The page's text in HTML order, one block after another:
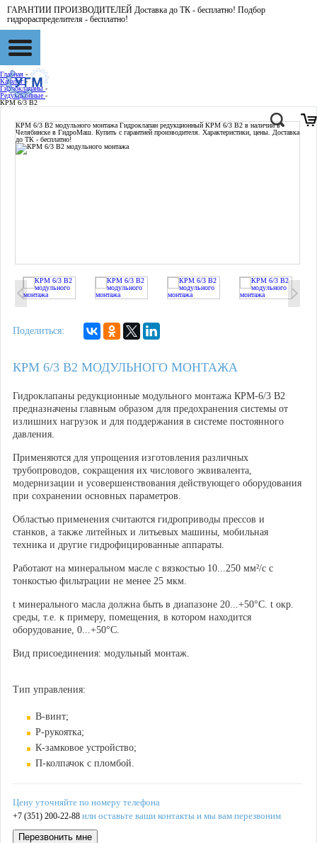
ГАРАНТИИ ПРОИЗВОДИТЕЛЕЙ Доставка до ТК - бесплатно! Подбор
гидрораспределителя - бесплатно!
Главная -
Каталог -
Гидроклапаны -
Редукционные -
КРМ 6/3 В2
КРМ 6/3 В2 модульного монтажа Гидроклапан редукционный КРМ 6/3 В2 в наличии в
Челябинске в ГидроМаш. Купить с гарантией производителя. Характеристики, цены. Доставка
до ТК - бесплатно!
Поделиться:
КРМ 6/3 В2 МОДУЛЬНОГО МОНТАЖА
Гидроклапаны редукционные модульного монтажа КРМ-6/3 В2
предназначены главным образом для предохранения системы от
излишних нагрузок и для поддержания в системе постоянного
давления.
Применяются для упрощения изготовления различных
трубопроводов, сокращения их числового эквивалента,
модернизации и усовершенствования действующего оборудования
при сохранении основных параметров.
Областью применения считаются гидроприводы прессов и
станков, а также литейных и литьевых машины, мобильная
техника и другие гидрофицированные аппараты.
Работают на минеральном масле с вязкостью 10...250 мм²/с с
тонкостью фильтрации не менее 25 мкм.
t минерального масла должна быть в диапазоне 20...+50°С. t окр.
среды, т.е. к примеру, помещения, в котором находится
оборудование, 0...+50°С.
Вид присоединения: модульный монтаж.
Тип управления:
В-винт;
Р-рукоятка;
К-замковое устройство;
П-колпачок с пломбой.
Цену уточняйте по номеру телефона
+7 (351) 200-22-88 или оставьте ваши контакты и мы вам перезвоним
Перезвонить мне